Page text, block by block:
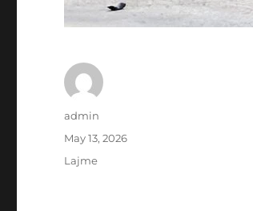
Author
admin
Posted
May 13, 2026
Categories
Lajme